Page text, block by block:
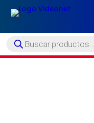
Búsqueda
de